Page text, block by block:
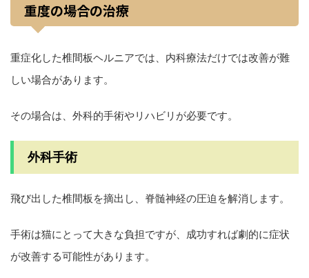
重度の場合の治療
重症化した椎間板ヘルニアでは、内科療法だけでは改善が難
しい場合があります。
その場合は、外科的手術やリハビリが必要です。
外科手術
飛び出した椎間板を摘出し、脊髄神経の圧迫を解消します。
手術は猫にとって大きな負担ですが、成功すれば劇的に症状
が改善する可能性があります。